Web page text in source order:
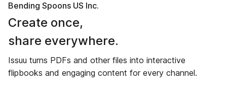
Bending Spoons US Inc.
Create once,
share everywhere.
Issuu turns PDFs and other files into interactive
flipbooks and engaging content for every channel.